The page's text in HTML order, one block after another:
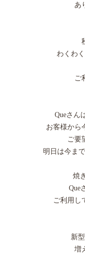
あ
わくわ
ご
Queさん
お客様から
ご要
明日は今ま
焼
Que
ご利用し
新
増